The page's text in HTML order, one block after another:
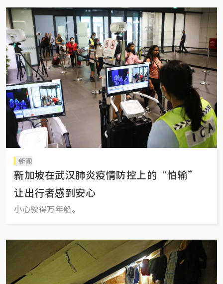
新闻
新加坡在武汉肺炎疫情防控上的“怕输”
让出行者感到安心
小心驶得万年船。